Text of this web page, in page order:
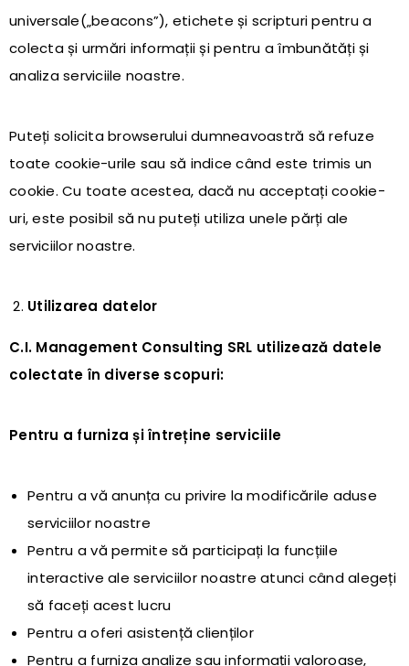
universale(„beacons”), etichete și scripturi pentru a
colecta și urmări informații și pentru a îmbunătăți și
analiza serviciile noastre.
Puteți solicita browserului dumneavoastră să refuze
toate cookie-urile sau să indice când este trimis un
cookie. Cu toate acestea, dacă nu acceptați cookie-
uri, este posibil să nu puteți utiliza unele părți ale
serviciilor noastre.
Utilizarea datelor
C.I. Management Consulting SRL utilizează datele
colectate în diverse scopuri:
Pentru a furniza și întreține serviciile
Pentru a vă anunța cu privire la modificările aduse
serviciilor noastre
Pentru a vă permite să participați la funcțiile
interactive ale serviciilor noastre atunci când alegeți
să faceți acest lucru
Pentru a oferi asistență clienților
Pentru a furniza analize sau informații valoroase,